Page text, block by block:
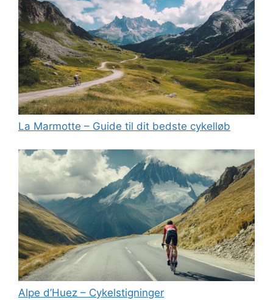
La Marmotte – Guide til dit bedste cykelløb
Alpe d’Huez – Cykelstigninger